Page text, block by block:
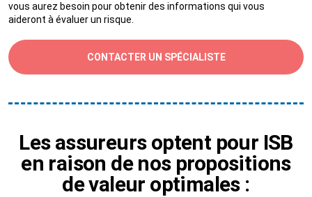
vous aurez besoin pour obtenir des informations qui vous
aideront à évaluer un risque.
CONTACTER UN SPÉCIALISTE
Les assureurs optent pour ISB
en raison de nos propositions
de valeur optimales :